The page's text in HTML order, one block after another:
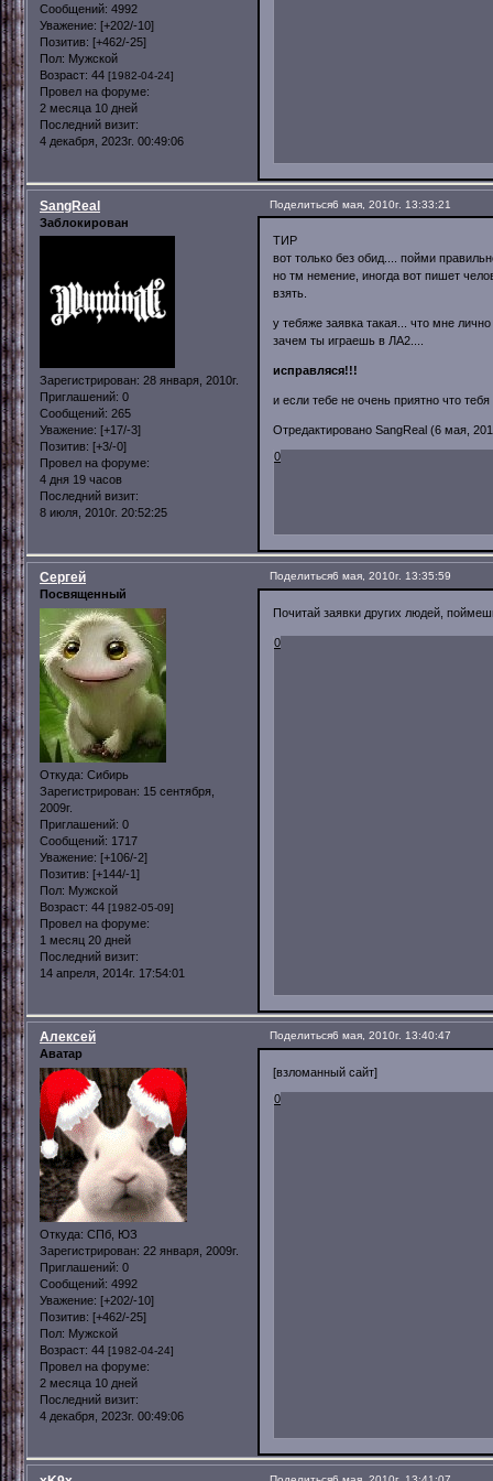
Сообщений: 4992
Уважение: [+202/-10]
Позитив: [+462/-25]
Пол: Мужской
Возраст: 44 [1982-04-24]
Провел на форуме:
2 месяца 10 дней
Последний визит:
4 декабря, 2023г. 00:49:06
Поделиться6 мая, 2010г. 13:33:21
SangReal
Заблокирован
Зарегистрирован: 28 января, 2010г.
Приглашений: 0
Сообщений: 265
Уважение: [+17/-3]
Позитив: [+3/-0]
Провел на форуме:
4 дня 19 часов
Последний визит:
8 июля, 2010г. 20:52:25
ТИР
вот только без обид.... пойми
но тм немение, иногда вот пишет
взять.
у тебяже заявка такая... что мне
зачем ты играешь в ЛА2....
исправляся!!!
и если тебе не очень приятно что
Отредактировано SangReal (6 мая,
0
Поделиться6 мая, 2010г. 13:35:59
Сергей
Посвященный
Откуда: Сибирь
Зарегистрирован: 15 сентября,
2009г.
Приглашений: 0
Сообщений: 1717
Уважение: [+106/-2]
Позитив: [+144/-1]
Пол: Мужской
Возраст: 44 [1982-05-09]
Провел на форуме:
1 месяц 20 дней
Последний визит:
14 апреля, 2014г. 17:54:01
Почитай заявки других людей,
0
Поделиться6 мая, 2010г. 13:40:47
Алексей
Аватар
Откуда: СПб, ЮЗ
Зарегистрирован: 22 января, 2009г.
Приглашений: 0
Сообщений: 4992
Уважение: [+202/-10]
Позитив: [+462/-25]
Пол: Мужской
Возраст: 44 [1982-04-24]
Провел на форуме:
2 месяца 10 дней
Последний визит:
4 декабря, 2023г. 00:49:06
[взломанный сайт]
0